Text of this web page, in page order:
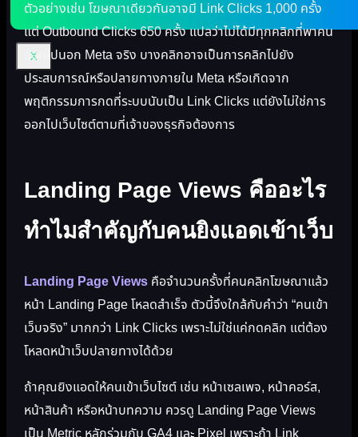
X
ตัวอย่างเช่น โฆษณาเดียวกันอาจมี Link Clicks 1,000 ครั้ง
แต่ Outbound Clicks 650 ครั้ง แปลว่าไม่ได้มีทุกคลิกที่พาคน
ออกไปนอก Meta จริง บางคลิกอาจเป็นการคลิกไปยัง
ประสบการณ์หรือปลายทางภายใน Meta หรือเกิดจาก
พฤติกรรมการกดที่ระบบนับเป็น Link Clicks แต่ยังไม่ใช่การ
ออกไปเว็บไซต์ตามที่เจ้าของธุรกิจต้องการ
Landing Page Views คืออะไร
ทำไมสำคัญกับคนยิงแอดเข้าเว็บ
Landing Page Views คือจำนวนครั้งที่คนคลิกโฆษณาแล้ว
หน้า Landing Page โหลดสำเร็จ ตัวนี้จึงใกล้กับคำว่า “คนเข้า
เว็บจริง” มากกว่า Link Clicks เพราะไม่ใช่แค่กดคลิก แต่ต้อง
โหลดหน้าเว็บปลายทางได้ด้วย
ถ้าคุณยิงแอดให้คนเข้าเว็บไซต์ เช่น หน้าเซลเพจ, หน้าคอร์ส,
หน้าสินค้า หรือหน้าบทความ ควรดู Landing Page Views
เป็น Metric หลักร่วมกับ GA4 และ Pixel เพราะถ้า Link